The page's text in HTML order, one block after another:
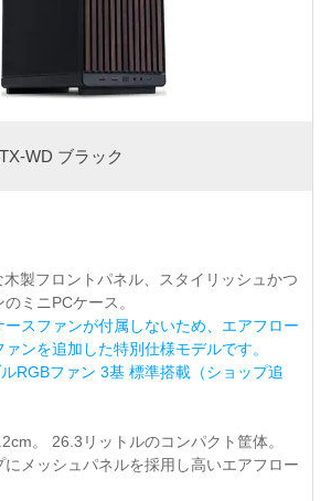
WD ブラック
木製フロントパネル、スタイリッシュかつ
ミニPCケース。
ースファンが付属しないため、エアフロー
ンを追加した特別仕様モデルです。
RGBファン 3基 標準搭載（ショップ追
。 26.3リットルのコンパクト筐体。
にメッシュパネルを採用し高いエアフロー